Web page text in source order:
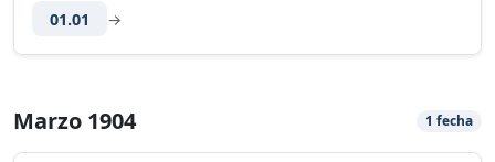
01.01
→
Marzo 1904 1 fecha